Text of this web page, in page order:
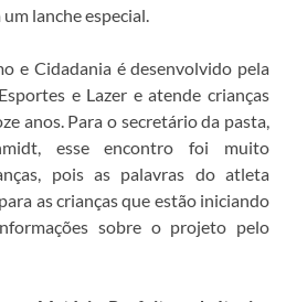
lanche especial.
e Cidadania é desenvolvido pela
e Lazer e atende crianças
anos. Para o secretário da pasta,
esse encontro foi muito
pois as palavras do atleta
as crianças que estão iniciando
sobre o projeto pelo